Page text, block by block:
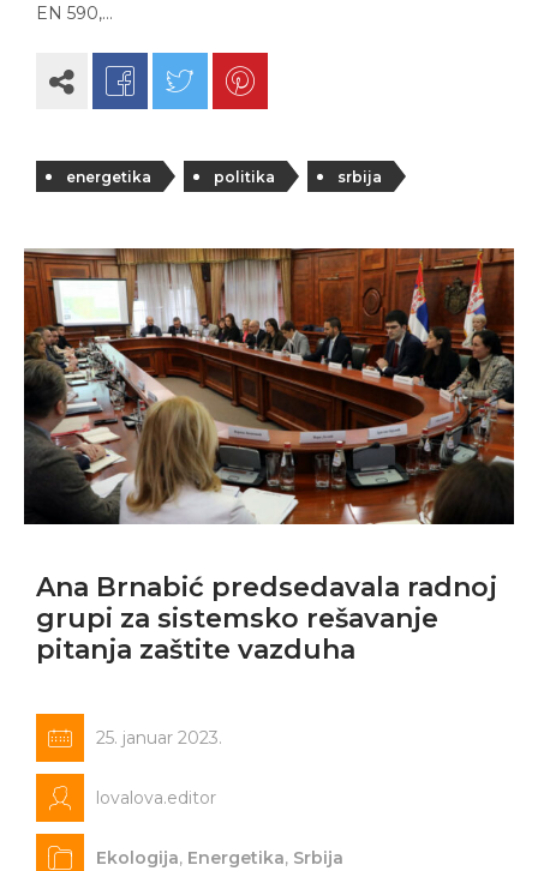
EN 590,…
energetika politika srbija
Ana Brnabić predsedavala radnoj
grupi za sistemsko rešavanje
pitanja zaštite vazduha
25. januar 2023.
lovalova.editor
Ekologija, Energetika, Srbija